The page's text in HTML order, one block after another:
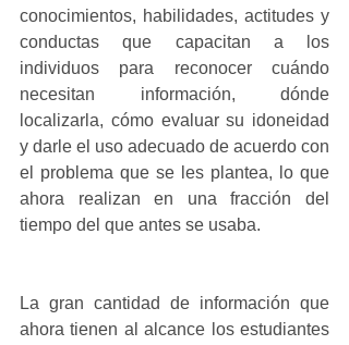
conocimientos, habilidades, actitudes y
conductas que capacitan a los
individuos para reconocer cuándo
necesitan información, dónde
localizarla, cómo evaluar su idoneidad
y darle el uso adecuado de acuerdo con
el problema que se les plantea, lo que
ahora realizan en una fracción del
tiempo del que antes se usaba.
La gran cantidad de información que
ahora tienen al alcance los estudiantes